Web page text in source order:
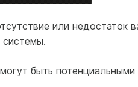
или недостаток
системы.
быть